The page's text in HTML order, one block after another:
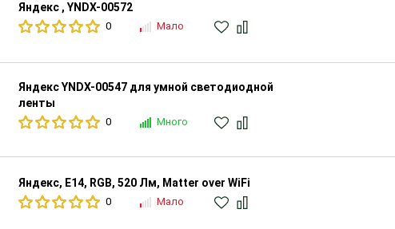
Яндекс , YNDX-00572
0 Мало
Яндекс YNDX-00547 для умной светодиодной
ленты
0 Много
Яндекс, Е14, RGB, 520 Лм, Matter over WiFi
0 Мало